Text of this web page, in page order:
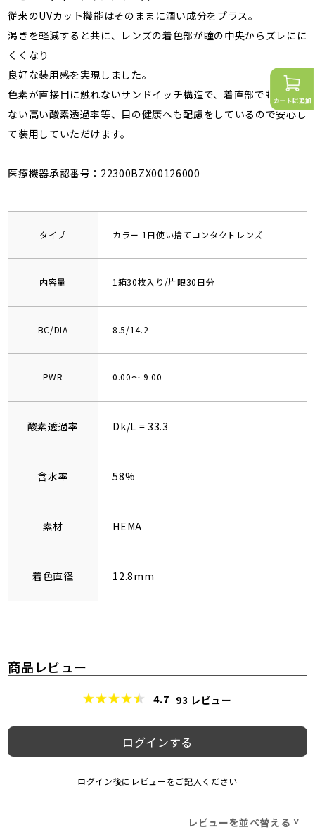
従来のUVカット機能はそのままに潤い成分をプラス。
渇きを軽減すると共に、レンズの着色部が瞳の中央からズレにに
くくなり
良好な装用感を実現しました。
色素が直接目に触れないサンドイッチ構造で、着直部でも変わら
ない高い酸素透過率等、目の健康へも配慮をしているので安心し
て装用していただけます。
医療機器承認番号：22300BZX00126000
タイプ カラー 1日使い捨てコンタクトレンズ
内容量 1箱30枚入り/片眼30日分
BC/DIA 8.5/14.2
PWR 0.00～-9.00
酸素透過率 Dk/L = 33.3
含水率 58%
素材 HEMA
着色直径 12.8mm
商品レビュー
4.7 93 レビュー
ログインする
ログイン後にレビューをご記入ください
レビューを並べ替える>